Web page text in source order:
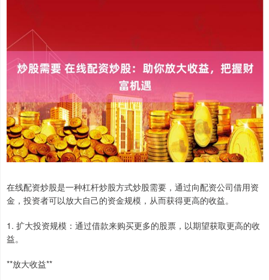
在线配资炒股是一种杠杆炒股方式炒股需要，通过向配资公司借用资
金，投资者可以放大自己的资金规模，从而获得更高的收益。
1. 扩大投资规模：通过借款来购买更多的股票，以期望获取更高的收
益。
**放大收益**